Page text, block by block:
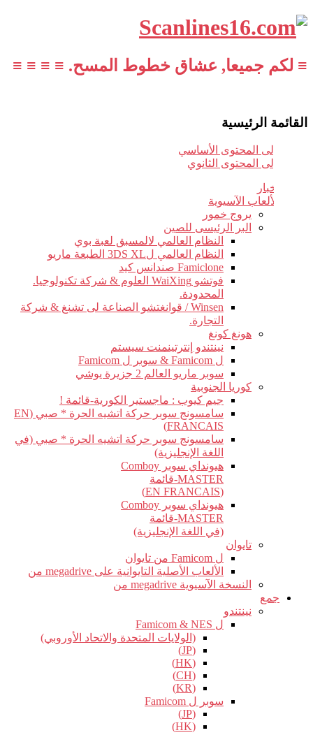
≡ لكم جميعا, عشاق خطوط المسح. ≡ ≡ ≡ ≡
القائمة الرئيسية
تخطي إلى المحتوى الأساسي
تخطي إلى المحتوى الثانوي
أخبار
الألعاب الآسيوية
يروج خمور
البر الرئيسى للصين
النظام العالمي لالمسبق لعبة بوي
النظام العالمي ل3DS XL الطبعة ماريو
Famiclone صندانس كيد
فوتشو WaiXing العلوم & شركة تكنولوجيا.
المحدودة.
Winsen / قوانغتشو الصناعة لى تشنغ & شركة
التجارة.
هونغ كونغ
نينتندو إنترتينمنت سيستم
ل Famicom & سوبر ل Famicom
سوبر ماريو العالم 2 جزيرة يوشي
كوريا الجنوبية
جيم كيوب : ماجستير الكورية-قائمة !
سامسونج سوبر حركة اتشيه الحرة * صبي (EN
FRANCAIS)
سامسونج سوبر حركة اتشيه الحرة * صبي (في
اللغة الإنجليزية)
هيونداي سوبر Comboy
MASTER-قائمة
(EN FRANCAIS)
هيونداي سوبر Comboy
MASTER-قائمة
(في اللغة الإنجليزية)
تايوان
ل Famicom من تايوان
الألعاب الأصلية التايوانية على megadrive من
النسخة الآسيوية megadrive من
جمع
نينتندو
ل Famicom & NES
(الولايات المتحدة والاتحاد الأوروبي)
(JP)
(HK)
(CH)
(KR)
سوبر ل Famicom
(JP)
(HK)